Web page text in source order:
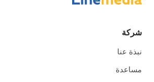
شركة
نبذة عنا
مساعدة